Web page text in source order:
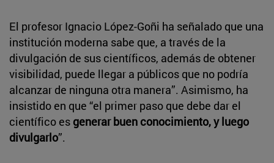
El profesor Ignacio López-Goñi ha señalado que una
institución moderna sabe que, a través de la
divulgación de sus científicos, además de obtener
visibilidad, puede llegar a públicos que no podría
alcanzar de ninguna otra manera”. Asimismo, ha
insistido en que “el primer paso que debe dar el
científico es generar buen conocimiento, y luego
divulgarlo”.